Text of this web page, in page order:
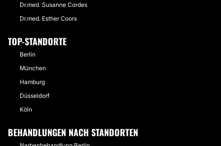
Dr.med. Susanne Cordes
Dr.med. Esther Coors
TOP-STANDORTE
Berlin
München
Hamburg
Düsseldorf
Köln
BEHANDLUNGEN NACH STANDORTEN